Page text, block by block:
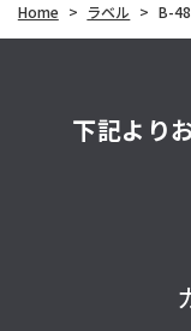
Home > ラベル > B-
下記より